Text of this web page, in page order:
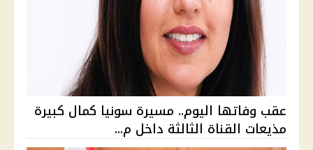
عقب وفاتها اليوم.. مسيرة سونيا كمال كبيرة
مذيعات القناة الثالثة داخل م...